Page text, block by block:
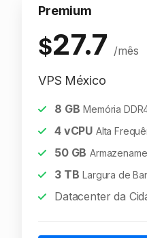
Premium
$27.7 /mês
VPS México
8 GB Memória
4vCPU Alta
50GB
3TB Largura de
Datacenter da